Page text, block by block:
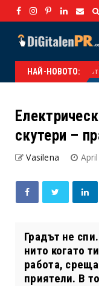
НАЙ-НОВОТО:
Парфюми от Дубай
скутери –
Vasilena
Градът не
нито когато
работа,
приятели. В